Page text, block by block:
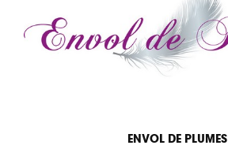
ENVOL DE PLUMES